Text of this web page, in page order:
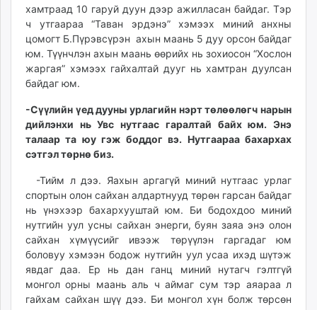
хамтраад 10 гаруй дуун дээр ажилласан байдаг. Тэр
ч утгаараа “Таван эрдэнэ” хэмээх миний анхны
цомогт Б.Пүрэвсүрэн ахын маань 5 дуу орсон байдаг
юм. Түүнчлэн ахын маань өөрийх нь зохиосон “Хослон
жаргая” хэмээх гайхалтай дууг нь хамтран дуулсан
байдаг юм.
-Сүүлийн үед дууны урлагийн нэрт төлөөлөгч нарын
дийлэнхи нь Увс нутгаас гаралтай байх юм. Энэ
талаар та юу гэж боддог вэ. Нутгаараа бахархах
сэтгэл төрнө биз.
-Тийм л дээ. Яахын аргагүй миний нутгаас урлаг
спортын олон сайхан алдартнууд төрөн гарсан байдаг
нь үнэхээр бахархууштай юм. Би бодохдоо миний
нутгийн уул усны сайхан энерги, буян заяа энэ олон
сайхан хүмүүсийг ивээж төрүүлэн гаргадаг юм
боловуу хэмээн бодож нутгийн уул усаа ихэд шүтэж
явдаг даа. Ер нь дан ганц миний нутагч гэлтгүй
монгол орны маань аль ч аймаг сум тэр аяараа л
гайхам сайхан шүү дээ. Би монгол хүн болж төрсөн